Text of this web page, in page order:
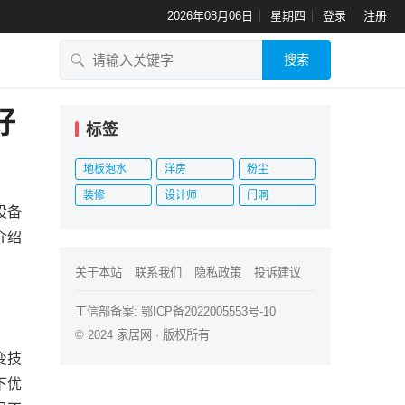
2026年08月06日 星期四 登录 注册
搜索
备
绍
技
优
标签
地板泡水 洋房 粉尘
装修 设计师 门洞
关于本站 联系我们 隐私政策 投诉建议
工信部备案: 鄂ICP备2022005553号-10
© 2024 家居网 · 版权所有